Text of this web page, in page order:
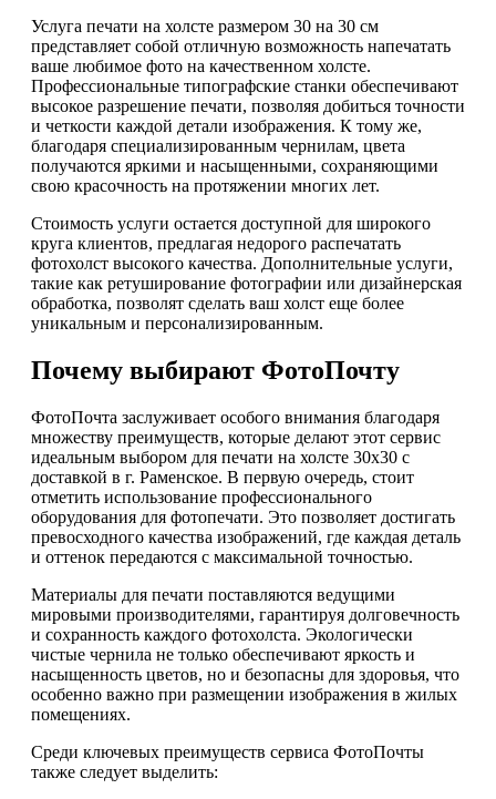
Услуга печати на холсте размером 30 на 30 см
представляет собой отличную возможность напечатать
ваше любимое фото на качественном холсте.
Профессиональные типографские станки обеспечивают
высокое разрешение печати, позволяя добиться точности
и четкости каждой детали изображения. К тому же,
благодаря специализированным чернилам, цвета
получаются яркими и насыщенными, сохраняющими
свою красочность на протяжении многих лет.
Стоимость услуги остается доступной для широкого
круга клиентов, предлагая недорого распечатать
фотохолст высокого качества. Дополнительные услуги,
такие как ретуширование фотографии или дизайнерская
обработка, позволят сделать ваш холст еще более
уникальным и персонализированным.
Почему выбирают ФотоПочту
ФотоПочта заслуживает особого внимания благодаря
множеству преимуществ, которые делают этот сервис
идеальным выбором для печати на холсте 30х30 с
доставкой в г. Раменское. В первую очередь, стоит
отметить использование профессионального
оборудования для фотопечати. Это позволяет достигать
превосходного качества изображений, где каждая деталь
и оттенок передаются с максимальной точностью.
Материалы для печати поставляются ведущими
мировыми производителями, гарантируя долговечность
и сохранность каждого фотохолста. Экологически
чистые чернила не только обеспечивают яркость и
насыщенность цветов, но и безопасны для здоровья, что
особенно важно при размещении изображения в жилых
помещениях.
Среди ключевых преимуществ сервиса ФотоПочты
также следует выделить: